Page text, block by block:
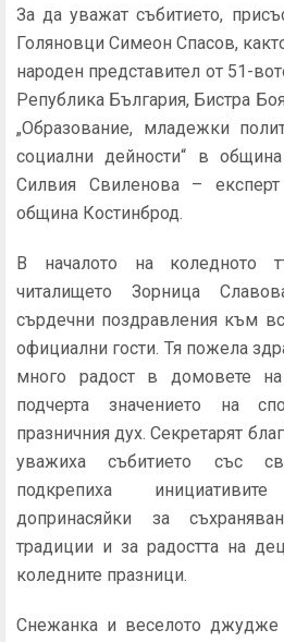
За да уважат събитието,
Голяновци Симеон Спасов,
народен представител от 51-
Република България, Бистра
„Образование, младежки
социални дейности“ в
Силвия Свиленова –
община Костинброд.
В началото на коледното
читалището Зорница
сърдечни поздравления към
официални гости. Тя пожела
много радост в домовете на
подчерта значението на
празничния дух. Секретарят
уважиха събитието със
подкрепиха
допринасяйки за
традиции и за радостта на
коледните празници.
Снежанка и веселото джудже